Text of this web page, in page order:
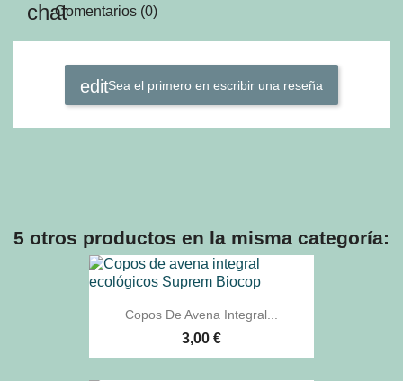
Comentarios (0)
Sea el primero en escribir una reseña
5 otros productos en la misma categoría:
Copos De Avena Integral...
3,00 €